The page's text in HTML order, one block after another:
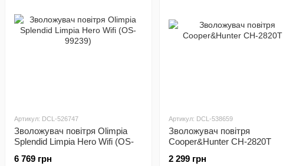
Артикул: DCL-526747
Зволожувач повітря Olimpia
Splendid Limpia Hero Wifi (OS-
6 769 грн
Артикул: DCL-538659
Зволожувач повітря
Cooper&Hunter CH-2820T
2 299 грн